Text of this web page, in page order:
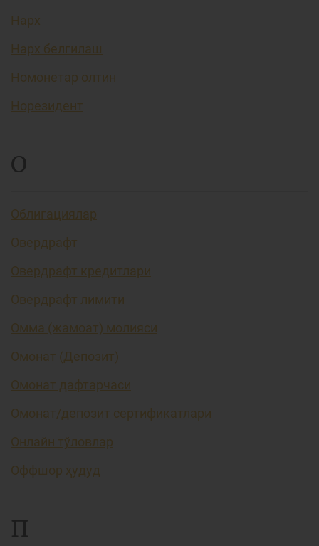
Нарх
Нарх белгилаш
Номонетар олтин
Норезидент
О
Облигациялар
Овердрафт
Овердрафт кредитлари
Овердрафт лимити
Омма (жамоат) молияси
Омонат (Депозит)
Омонат дафтарчаси
Омонат/депозит сертификатлари
Онлайн тўловлар
Оффшор ҳудуд
П